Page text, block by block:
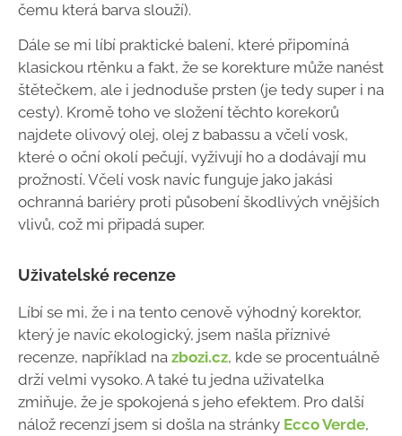
čemu která barva slouží).
Dále se mi líbí praktické balení, které připomíná
klasickou rtěnku a fakt, že se korekture může nanést
štětečkem, ale i jednoduše prsten (je tedy super i na
cesty). Kromě toho ve složení těchto korekorů
najdete olivový olej, olej z babassu a včelí vosk,
které o oční okolí pečují, vyživují ho a dodávají mu
prožností. Včelí vosk navíc funguje jako jakási
ochranná bariéry proti působení škodlivých vnějších
vlivů, což mi připadá super.
Uživatelské recenze
Líbí se mi, že i na tento cenově výhodný korektor,
který je navíc ekologický, jsem našla příznivé
recenze, například na zbozi.cz, kde se procentuálně
drží velmi vysoko. A také tu jedna uživatelka
zmiňuje, že je spokojená s jeho efektem. Pro další
nálož recenzí jsem si došla na stránky Ecco Verde,